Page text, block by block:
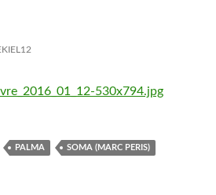
PALMA SOMA (MARC PERIS)